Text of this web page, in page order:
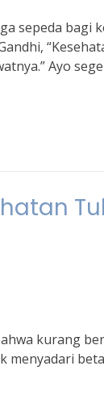
sepeda bagi
Ayo
kurang
menyadari